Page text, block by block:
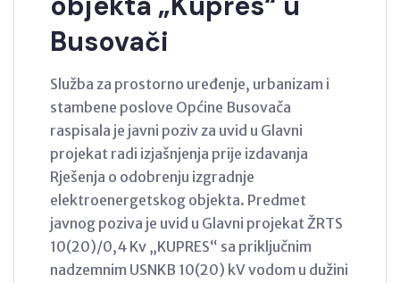
Busovači
Služba za prostorno uređenje, urbanizam i
stambene poslove Općine Busovača
raspisala je javni poziv za uvid u Glavni
projekat radi izjašnjenja prije izdavanja
Rješenja o odobrenju izgradnje
elektroenergetskog objekta. Predmet
javnog poziva je uvid u Glavni projekat ŽRTS
10(20)/0,4 Kv „KUPRES“ sa priključnim
nadzemnim USNKB 10(20) kV vodom u dužini